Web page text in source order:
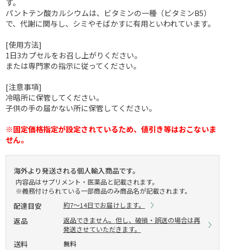
す。
パントテン酸カルシウムは、ビタミンの一種（ビタミンB5）
で、代謝に関与し、シミやそばかすに有用といわれています。
[使用方法]
1日3カプセルをお召し上がりください。
または専門家の指示に従ってください。
[注意事項]
冷暗所に保管してください。
子供の手の届かない所に保管してください。
※固定価格指定が設定されているため、値引き等はおこないま
せん。
海外より発送される個人輸入商品です。
内容品はサプリメント・医薬品と記載されます。
※義務付けられている一部商品のみ商品名が記載されます。
配達目安 約7～14日でお届けします。
返品
返品できません。但し、破損・誤送の場合は再
発送させていただきます。
送料 無料